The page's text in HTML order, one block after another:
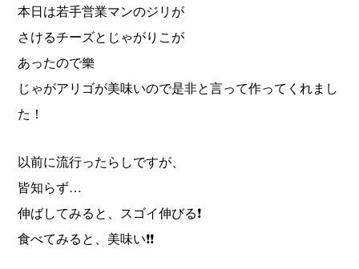
本日は若手営業マンのジリが
さけるチーズとじゃがりこが
あったので樂
じゃがアリゴが美味いので是非と言って作ってくれまし
た！
以前に流行ったらしですが、
皆知らず…
伸ばしてみると、スゴイ伸びる❗️
食べてみると、美味い❗️❗️